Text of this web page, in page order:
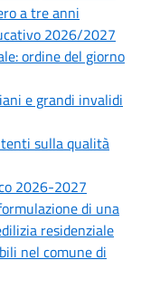
a tre anni
2026/2027
ordine del giorno
e grandi invalidi
sulla qualità
2026-2027
di una
residenziale
nel comune di